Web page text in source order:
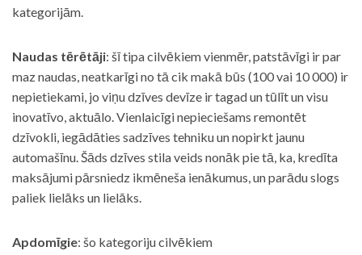
kategorijām.
Naudas tērētāji: šī tipa cilvēkiem vienmēr, patstāvīgi ir par
maz naudas, neatkarīgi no tā cik makā būs (100 vai 10 000) ir
nepietiekami, jo viņu dzīves devīze ir tagad un tūlīt un visu
inovatīvo, aktuālo. Vienlaicīgi nepieciešams remontēt
dzīvokli, iegādāties sadzīves tehniku un nopirkt jaunu
automašīnu. Šāds dzīves stila veids nonāk pie tā, ka, kredīta
maksājumi pārsniedz ikmēneša ienākumus, un parādu slogs
paliek lielāks un lielāks.
Apdomīgie: šo kategoriju cilvēkiem